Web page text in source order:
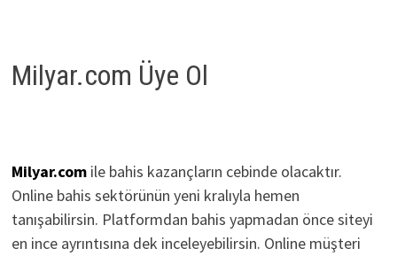
Milyar.com Üye Ol
Milyar.comile bahis kazançların cebinde olacaktır.
Online bahis sektörünün yeni kralıyla hemen
tanışabilirsin. Platformdan bahis yapmadan önce siteyi
en ince ayrıntısına dek inceleyebilirsin. Online müşteri